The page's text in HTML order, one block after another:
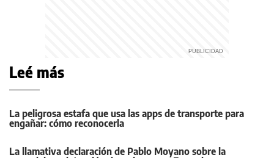
Leé más
La peligrosa estafa que usa las apps de transporte para
engañar: cómo reconocerla
La llamativa declaración de Pablo Moyano sobre la